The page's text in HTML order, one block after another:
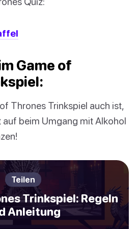
Game of
Thrones Trinkspiel auch ist,
auf beim Umgang mit Alkohol
Teilen
Trinkspiel: Regeln
Anleitung